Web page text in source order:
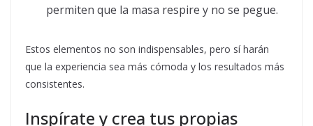
permiten que la masa respire y no se pegue.
Estos elementos no son indispensables, pero sí harán
que la experiencia sea más cómoda y los resultados más
consistentes.
Inspírate y crea tus propias